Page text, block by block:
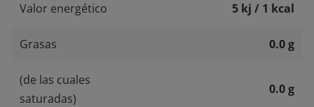
Valor energético 5 kj / 1 kcal
Grasas 0.0 g
(de las cuales
saturadas)
0.0 g